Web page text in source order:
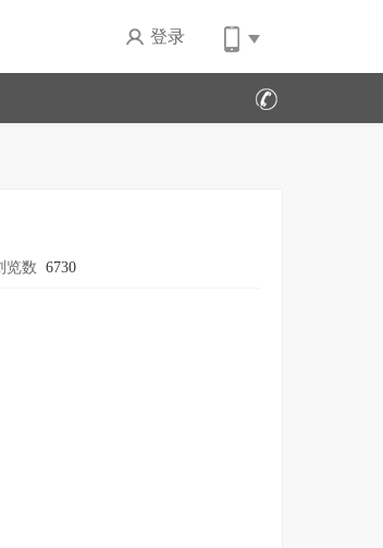
登录
览数 6730